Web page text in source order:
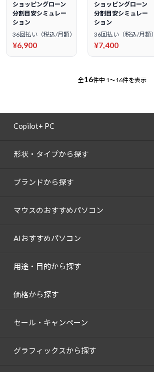
ショッピングローン
分割目安シミュレー
ション
36回払い（税込/月額）
¥6,900
ショッピングローン
分割目安シミュレー
ション
36回払い（税込/月額）
¥7,400
全16件中 1～16件を表示
Copilot+ PC
形状・タイプから探す
ブランドから探す
マウスのおすすめパソコン
AIおすすめパソコン
用途・目的から探す
価格から探す
セール・キャンペーン
グラフィックスから探す